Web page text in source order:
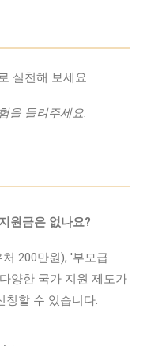
실천해 보세요.
을 들려주세요.
원금은 없나요?
200만원), '부모급
양한 국가 지원 제도가
청할 수 있습니다.